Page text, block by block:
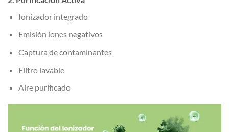
Ionizador integrado
Emisión iones negativos
Captura de contaminantes
Filtro lavable
Aire purificado